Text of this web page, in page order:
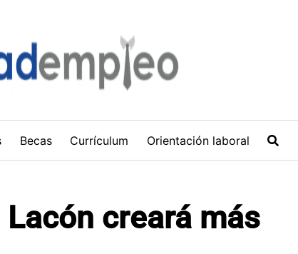
Becas Currículum Orientación laboral
creará más